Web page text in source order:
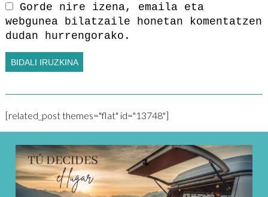
Gorde nire izena, emaila eta
webgunea bilatzaile honetan komentatzen
dudan hurrengorako.
[related_post themes="flat" id="13748"]